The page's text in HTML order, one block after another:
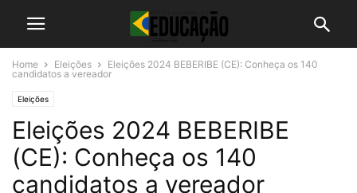
Home Eleições
Eleições 2024 BEBERIBE (CE): Conheça os 140
candidatos a vereador
Eleições
Eleições 2024 BEBERIBE
(CE): Conheça os 140
candidatos a vereador